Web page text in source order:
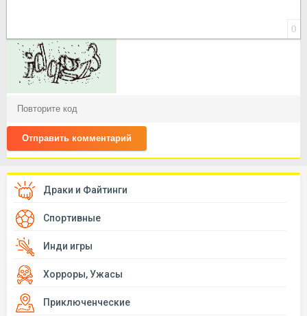
0
Отправить комментарий
Драки и Файтинги
Спортивные
Инди игры
Хорроры, Ужасы
Приключенческие